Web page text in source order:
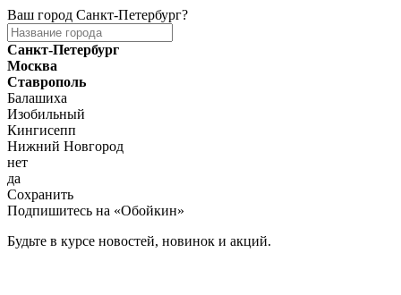
Ваш город Санкт-Петербург?
Санкт-Петербург
Москва
Ставрополь
Балашиха
Изобильный
Кингисепп
Нижний Новгород
нет
да
Сохранить
Подпишитесь на «Обойкин»
Будьте в курсе новостей, новинок и акций.